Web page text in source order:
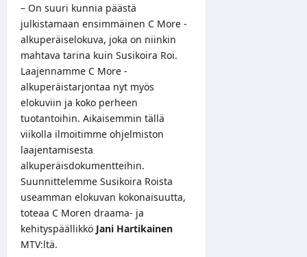
– On suuri kunnia päästä
julkistamaan ensimmäinen C More -
alkuperäiselokuva, joka on niinkin
mahtava tarina kuin Susikoira Roi.
Laajennamme C More -
alkuperäistarjontaa nyt myös
elokuviin ja koko perheen
tuotantoihin. Aikaisemmin tällä
viikolla ilmoitimme ohjelmiston
laajentamisesta
alkuperäisdokumentteihin.
Suunnittelemme Susikoira Roista
useamman elokuvan kokonaisuutta,
toteaa C Moren draama- ja
kehityspäällikkö Jani Hartikainen
MTV:ltä.